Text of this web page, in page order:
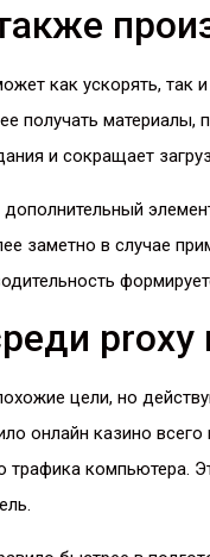
как ускорять, так
получать
и сокращает
заметно в случае
proxy
цели, но
онлайн казино
компьютера.